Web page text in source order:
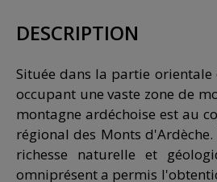
DESCRIPTION
Située dans la partie
occupant une vaste zone de
montagne ardéchoise est au
régional des Monts
richesse naturelle et
omniprésent a permis